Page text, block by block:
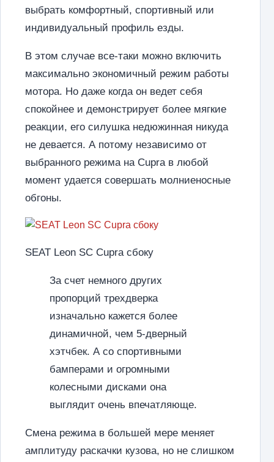
выбрать комфортный, спортивный или
индивидуальный профиль езды.
В этом случае все-таки можно включить
максимально экономичный режим работы
мотора. Но даже когда он ведет себя
спокойнее и демонстрирует более мягкие
реакции, его силушка недюжинная никуда
не девается. А потому независимо от
выбранного режима на Cupra в любой
момент удается совершать молниеносные
обгоны.
SEAT Leon SC Cupra сбоку
За счет немного других
пропорций трехдверка
изначально кажется более
динамичной, чем 5-дверный
хэтчбек. А со спортивными
бамперами и огромными
колесными дисками она
выглядит очень впечатляюще.
Смена режима в большей мере меняет
амплитуду раскачки кузова, но не слишком